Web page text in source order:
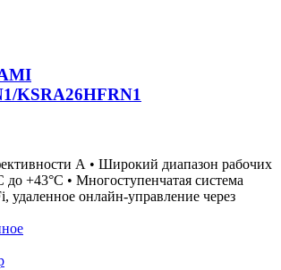
KSRA26HFRN1
А • Широкий диапазон рабочих
до +43°С • Многоступенчатая система
удаленное онлайн-управление через